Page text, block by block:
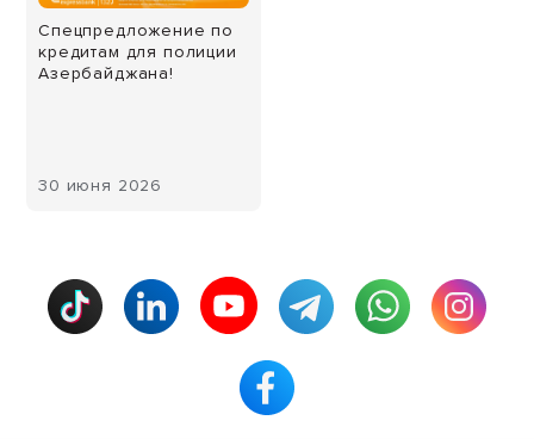
Спецпредложение по
кредитам для полиции
Азербайджана!
30 июня 2026